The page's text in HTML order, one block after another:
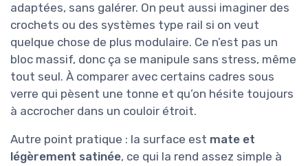
adaptées, sans galérer. On peut aussi imaginer des
crochets ou des systèmes type rail si on veut
quelque chose de plus modulaire. Ce n’est pas un
bloc massif, donc ça se manipule sans stress, même
tout seul. À comparer avec certains cadres sous
verre qui pèsent une tonne et qu’on hésite toujours
à accrocher dans un couloir étroit.
Autre point pratique : la surface est mate et
légèrement satinée, ce qui la rend assez simple à